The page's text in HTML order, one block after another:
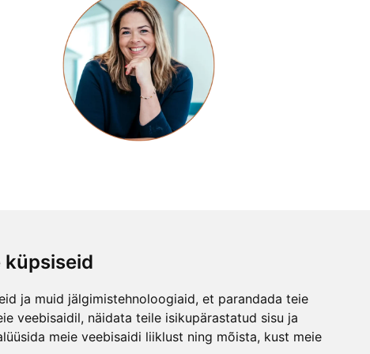
küpsiseid
ja muid jälgimistehnoloogiaid, et parandada teie
veebisaidil, näidata teile isikupärastatud sisu ja
meie veebisaidi liiklust ning mõista, kust meie
aadressil koolitushuvi@gmail.com